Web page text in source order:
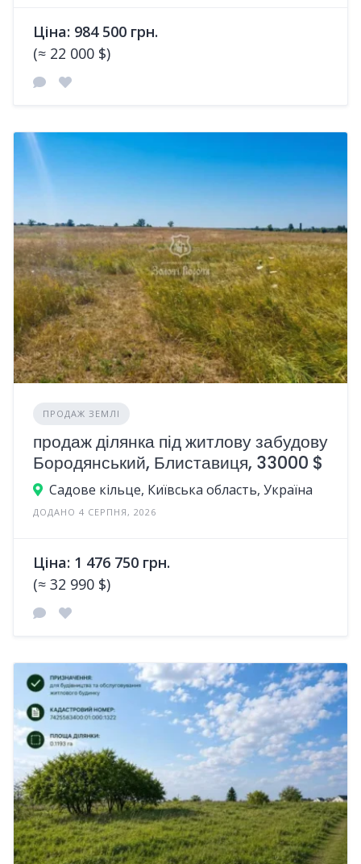
Ціна: 984 500 грн.
(≈ 22 000 $)
ПРОДАЖ ЗЕМЛІ
продаж ділянка під житлову забудову
Бородянський, Блиставиця, 33000 $
Садове кільце, Київська область, Україна
ДОДАНО 4 СЕРПНЯ, 2026
Ціна: 1 476 750 грн.
(≈ 32 990 $)